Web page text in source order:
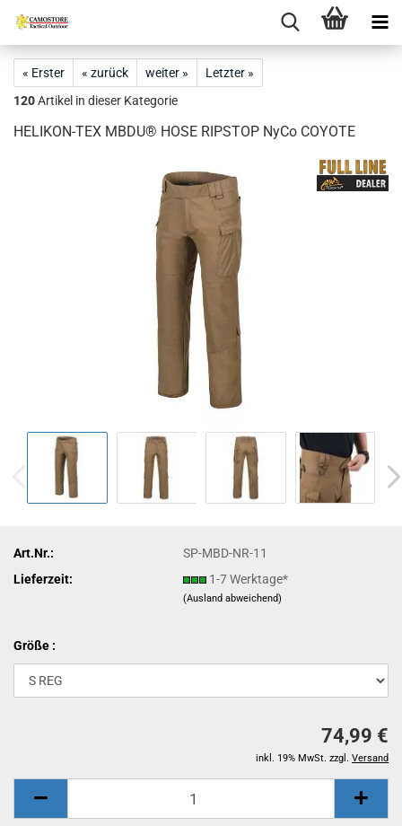
« Erster « zurück weiter »
Letzter »
120Artikel in dieser Kategorie
HELIKON-TEX MBDU® HOSE RIPSTOP NyCo COYOTE
Art.Nr.:
SP-MBD-NR-11
Lieferzeit:
1-7 Werktage*
(Ausland abweichend)
Größe :
74,99 €
inkl. 19% MwSt. zzgl. Versand